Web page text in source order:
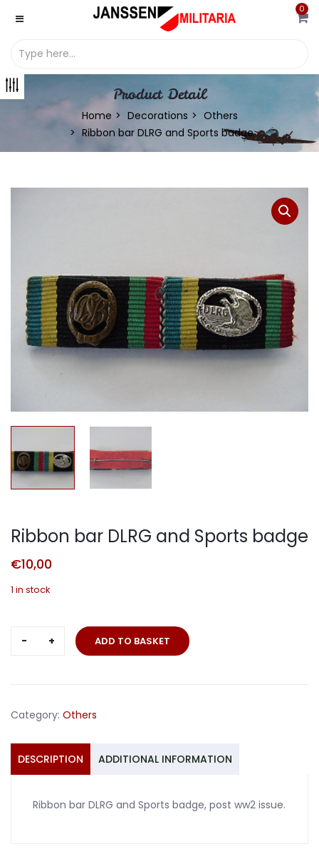
0
Product Detail
Home Decorations
Others
Ribbon bar DLRG and Sports badge
Ribbon bar DLRG and Sports badge
€10,00
1 in stock
Ribbon
badge
ADD TO BASKET
Category: Others
DESCRIPTION ADDITIONAL INFORMATION
Ribbon bar DLRG and Sports badge, post ww2 issue.